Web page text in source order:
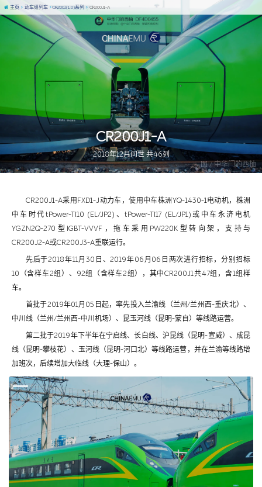
图 / 中华门的西柚
CR200J1-A
2018年12月问世 共46列
主页 动车组列车 CR200J(1.0)系列 CR200J1-A
CR200J1-A采用FXD1-J动力车，使用中车株洲YQ-1430-1电动机，株洲
中车时代tPower-TI10 (EL/JP2)、tPower-TI17 (EL/JP1)或中车永济电机
YGZN2Q-270型IGBT-VVVF，拖车采用PW220K型转向架，支持与
CR200J2-A或CR200J3-A重联运行。
先后于2018年11月30日、2019年06月06日两次进行招标，分别招标
10（含样车2组）、92组（含样车2组），其中CR200J1共47组，含1组样
车。
首批于2019年01月05日起，率先投入兰渝线（兰州/兰州西-重庆北）、
中川线（兰州/兰州西-中川机场）、昆玉河线（昆明-蒙自）等线路运营。
第二批于2019年下半年在宁启线、长白线、沪昆线（昆明-宣威）、成昆
线（昆明-攀枝花）、玉河线（昆明-河口北）等线路运营，并在兰渝等线路增
加班次，后续增加大临线（大理-保山）。